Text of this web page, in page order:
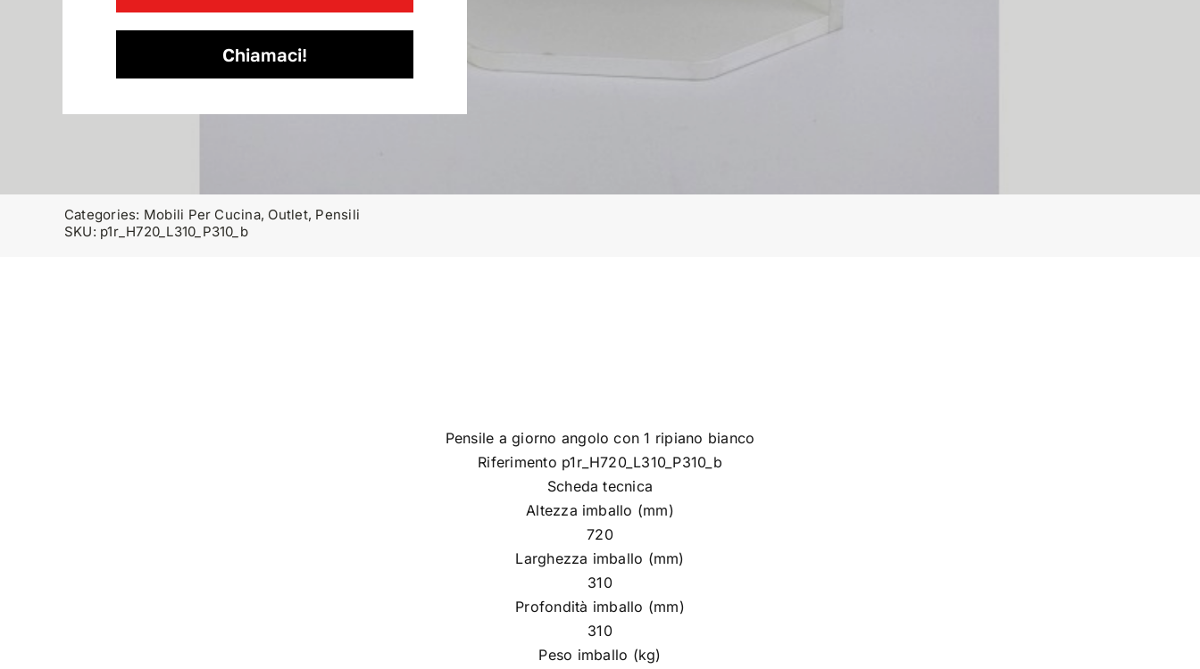
Chiamaci!
Categories: Mobili Per Cucina, Outlet, Pensili
SKU: p1r_H720_L310_P310_b
Pensile a giorno angolo con 1 ripiano bianco
Riferimento p1r_H720_L310_P310_b
Scheda tecnica
Altezza imballo (mm)
720
Larghezza imballo (mm)
310
Profondità imballo (mm)
310
Peso imballo (kg)